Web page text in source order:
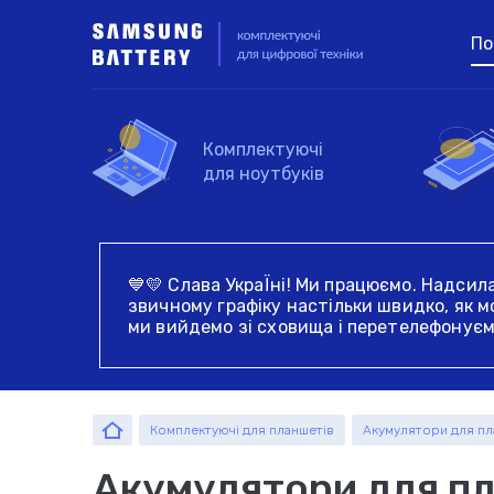
💙💛 Слава УкраЇні! Ми працюємо.
звичному графіку настільки швидко,
ми вийдемо зі сховища і
Комплектуючі
для ноутбуків
Акумулятори для
ноутбуків
Шлейфи для
матриць ноутбуків і
нетбуків
Акумулятори для
смартфонів
Акумулятори для
планшетів
зарядки планшетів
Жорсткі диски та
SSD для ноутбуків
Виберіть пристрій
Для
Комплектуючі для планшетів Акумулятори для